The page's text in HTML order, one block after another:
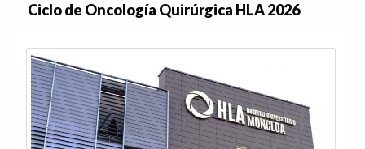
Ciclo de Oncología Quirúrgica HLA 2026